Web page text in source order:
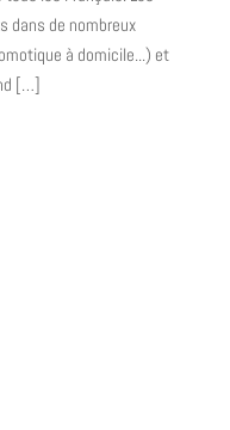
dans de nombreux
à domicile...) et
[…]